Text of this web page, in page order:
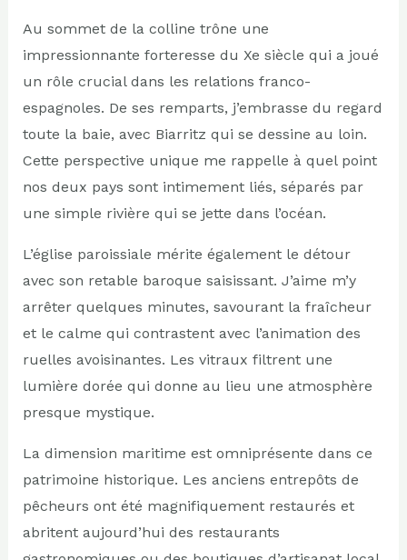
Au sommet de la colline trône une
impressionnante forteresse du Xe siècle qui a joué
un rôle crucial dans les relations franco-
espagnoles. De ses remparts, j’embrasse du regard
toute la baie, avec Biarritz qui se dessine au loin.
Cette perspective unique me rappelle à quel point
nos deux pays sont intimement liés, séparés par
une simple rivière qui se jette dans l’océan.
L’église paroissiale mérite également le détour
avec son retable baroque saisissant. J’aime m’y
arrêter quelques minutes, savourant la fraîcheur
et le calme qui contrastent avec l’animation des
ruelles avoisinantes. Les vitraux filtrent une
lumière dorée qui donne au lieu une atmosphère
presque mystique.
La dimension maritime est omniprésente dans ce
patrimoine historique. Les anciens entrepôts de
pêcheurs ont été magnifiquement restaurés et
abritent aujourd’hui des restaurants